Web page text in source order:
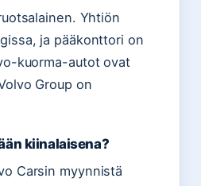
Yhtiön
ja pääkonttori on
kuorma-autot ovat
Group on
kiinalaisena?
Carsin myynnistä